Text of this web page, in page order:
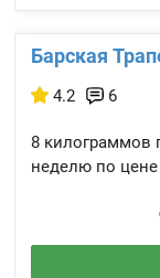
Барская
4.2 6
8 килограммов
неделю по цене